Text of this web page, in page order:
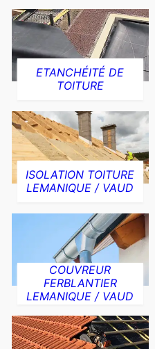
ETANCHÉITÉ DE
TOITURE
ISOLATION TOITURE
LEMANIQUE / VAUD
COUVREUR
FERBLANTIER
LEMANIQUE / VAUD